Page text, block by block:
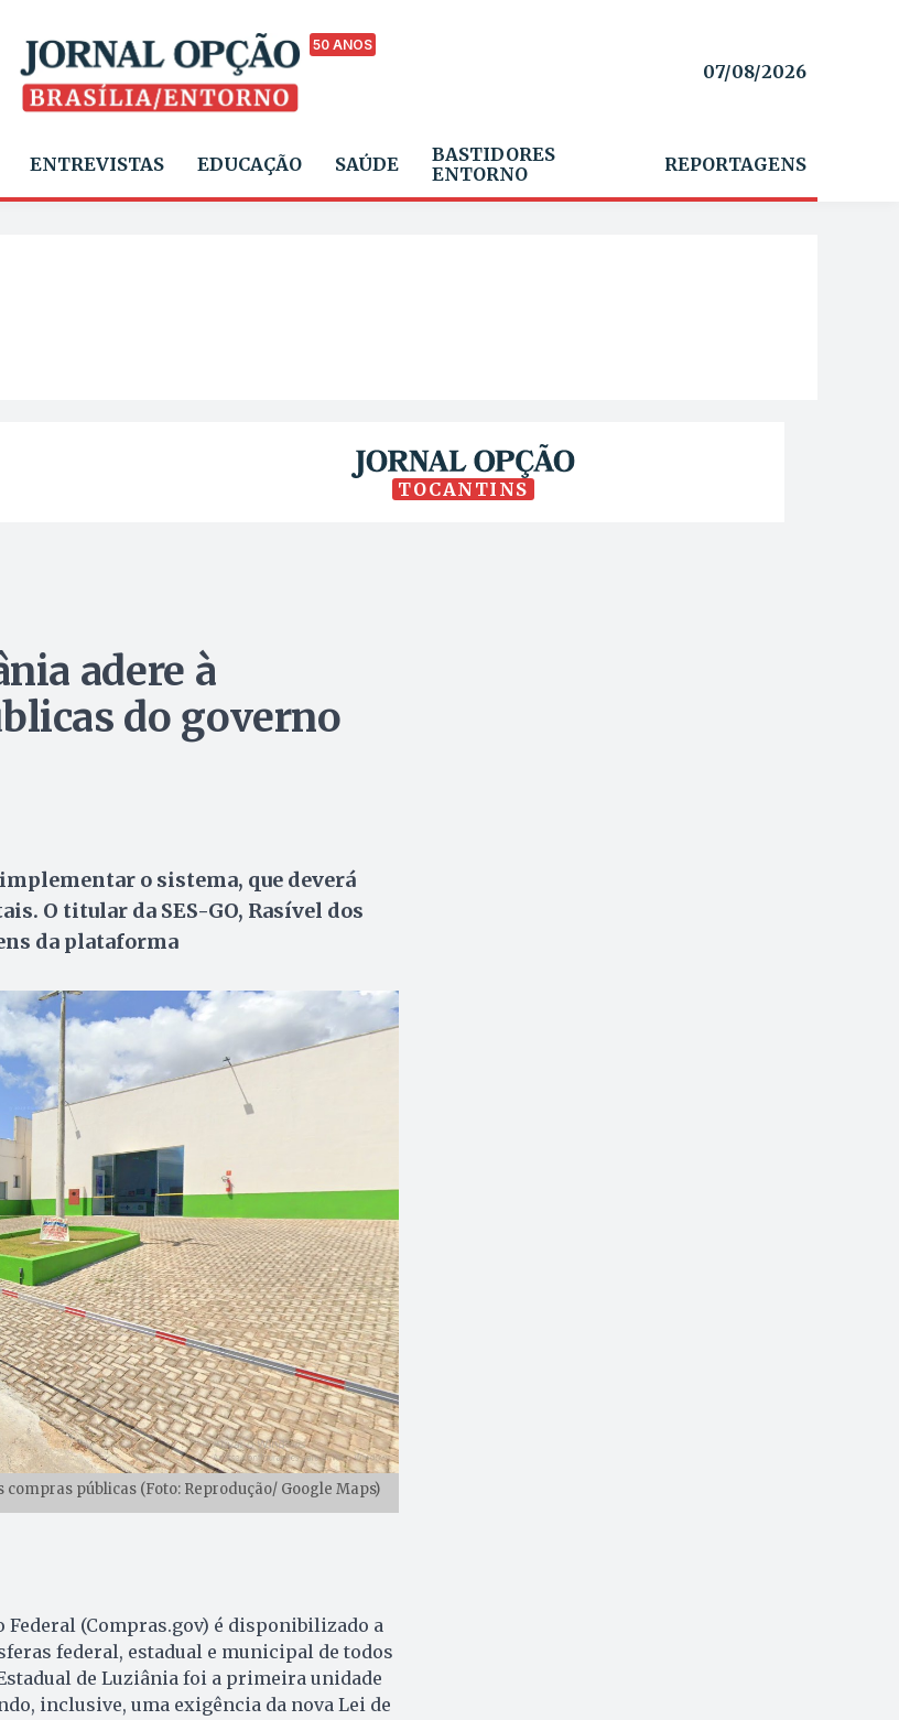
50 ANOS
07/08/2026
ENTREVISTAS EDUCAÇÃO SAÚDE
BASTIDORES
ENTORNO
REPORTAGENS
TOCANTINS
adere à
do governo
o sistema, que deverá
O titular da SES-GO, Rasível dos
da plataforma
públicas (Foto: Reprodução/ Google Maps)
Federal (Compras.gov) é disponibilizado a
federal, estadual e municipal de todos
de Luziânia foi a primeira unidade
inclusive, uma exigência da nova Lei de